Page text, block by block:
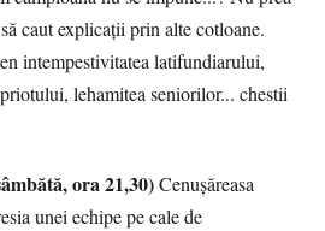
caut explicații prin alte cotloane.
intempestivitatea latifundiarului,
lehamitea seniorilor... chestii
ora 21,30)Cenușăreasa
unei echipe pe cale de